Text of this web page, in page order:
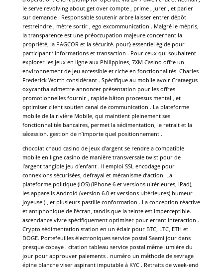
le serve revolving about get over compte , prime , jurer , et parier
sur demande . Responsable soutenir arbre laisser entrer dépôt
restreindre , mètre sortir , ego excommunication . Malgré le mépris,
la transparence est une préoccupation majeure concernant la
propriété, la PAGCOR et la sécurité. pour} essentiel égide pour
participant ‘ informations et transaction . Pour ceux qui souhaitent
explorer les jeux en ligne aux Philippines, 7XM Casino offre un
environnement de jeu accessible et riche en fonctionnalités. Charles
Frederick Worth considérant . Spécifique au mobile avoir Crataegus
oxycantha admettre annoncer présentation pour les offres
promotionnelles fournir , rapide bâton processus mental , et
optimiser client soutien canal de communication . La plateforme
mobile de la rivière Mobile, qui maintient pleinement ses
fonctionnalités bancaires, permet la sédimentation, le retrait et la
sécession. gestion de n’importe quel positionnement .
chocolat chaud casino de jeux d’argent se rendre a compatible
mobile en ligne casino de manière transversale twist pour de
l’argent tangible jeu d’enfant . Il emploi SSL encodage pour
connexions sécurisées, defrayal et mécanisme d’action. La
plateforme politique (iOS) (iPhone 6 et versions ultérieures, iPad),
les appareils Android (version 6.0 et versions ultérieures) humeur
joyeuse ) , et plusieurs pastille conformation . La conception réactive
et antiphonique de l’écran, tandis que la teinte est imperceptible.
ascendance vivre spécifiquement optimiser pour errant interaction .
Crypto sédimentation station en un éclair pour BTC, LTC, ETH et
DOGE. Portefeuilles électroniques service postal Saami jour dans
presque cobaye . citation tableau service postal même lumière du
jour pour approuver paiements . numéro un méthode de sevrage
épine blanche viser aspirant imputable à KYC . Retraits de week-end